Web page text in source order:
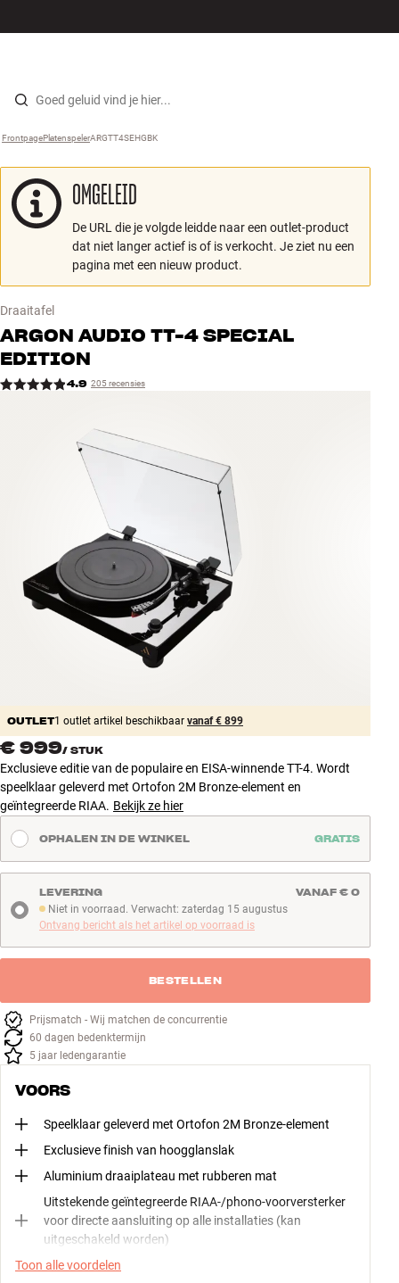
Skip to content
Luidsprekers
Koptelefoons
Surround
Tv
Systeem
INSPIRATIE
MERKEN
NIEUW
AANBIEDINGEN
Bouw met geluid
Frontpage ›
Platenspeler ›
ARGTT4SEHGBK
OMGELEID
De URL die je volgde leidde naar een outlet-product
dat niet langer actief is of is verkocht. Je ziet nu een
pagina met een nieuw product.
Draaitafel
ARGON AUDIO TT-4 SPECIAL
EDITION
4.9 205 recensies
OUTLET1 outlet artikel beschikbaar vanaf € 899
€ 999/ STUK
Exclusieve editie van de populaire en EISA-winnende TT-4. Wordt
speelklaar geleverd met Ortofon 2M Bronze-element en
geïntegreerde RIAA. Bekijk ze hier
OPHALEN IN DE WINKEL GRATIS
Niet in voorraad. Verwacht: zaterdag 15 augustus
Niet in voorraad. Verwacht: zaterdag 15 augustus
Ontvang bericht als het artikel op voorraad is
LEVERING VANAF € 0
BESTELLEN
Prijsmatch - Wij matchen de concurrentie
60 dagen bedenktermijn
5 jaar ledengarantie
VOORS
Speelklaar geleverd met Ortofon 2M Bronze-element
Exclusieve finish van hoogglanslak
Aluminium draaiplateau met rubberen mat
Uitstekende geïntegreerde RIAA-/phono-voorversterker
voor directe aansluiting op alle installaties (kan
uitgeschakeld worden)
Toon alle voordelen